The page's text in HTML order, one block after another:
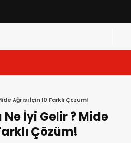
Ağrısı İçin 10 Farklı Çözüm!
Ne İyi Gelir ? Mide
Çözüm!